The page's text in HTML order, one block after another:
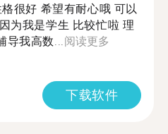
很好 希望有耐心哦 可以
为我是学生 比较忙啦 理
导我高数...阅读更多
下载软件